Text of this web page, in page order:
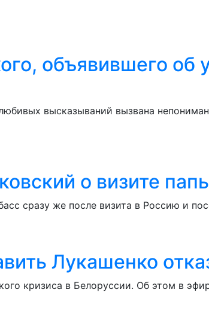
объявившего об
высказываний вызвана
о визите
сразу же после визита в Россию и
Лукашенко
кризиса в Белоруссии. Об этом в